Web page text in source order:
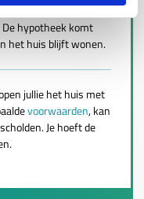
een van jullie uit de
hypotheek komt
het huis blijft wonen.
jullie het huis met
voorwaarden, kan
Je hoeft de